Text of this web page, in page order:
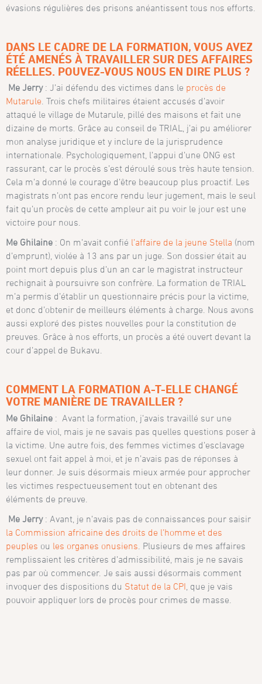
évasions régulières des prisons anéantissent tous nos efforts.
DANS LE CADRE DE LA FORMATION, VOUS AVEZ
ÉTÉ AMENÉS À TRAVAILLER SUR DES AFFAIRES
RÉELLES. POUVEZ-VOUS NOUS EN DIRE PLUS ?
Me Jerry : J’ai défendu des victimes dans le procès de
Mutarule . Trois chefs militaires étaient accusés d’avoir
attaqué le village de Mutarule, pillé des maisons et fait une
dizaine de morts. Grâce au conseil de TRIAL, j’ai pu améliorer
mon analyse juridique et y inclure de la jurisprudence
internationale. Psychologiquement, l’appui d’une ONG est
rassurant, car le procès s’est déroulé sous très haute tension.
Cela m’a donné le courage d’être beaucoup plus proactif. Les
magistrats n’ont pas encore rendu leur jugement, mais le seul
fait qu’un procès de cette ampleur ait pu voir le jour est une
victoire pour nous.
Me Ghilaine : On m’avait confié l’affaire de la jeune Stella (nom
d’emprunt), violée à 13 ans par un juge. Son dossier était au
point mort depuis plus d’un an car le magistrat instructeur
rechignait à poursuivre son confrère. La formation de TRIAL
m’a permis d’établir un questionnaire précis pour la victime,
et donc d’obtenir de meilleurs éléments à charge. Nous avons
aussi exploré des pistes nouvelles pour la constitution de
preuves. Grâce à nos efforts, un procès a été ouvert devant la
cour d’appel de Bukavu.
COMMENT LA FORMATION A-T-ELLE CHANGÉ
VOTRE MANIÈRE DE TRAVAILLER ?
Me Ghilaine : Avant la formation, j’avais travaillé sur une
affaire de viol, mais je ne savais pas quelles questions poser à
la victime. Une autre fois, des femmes victimes d’esclavage
sexuel ont fait appel à moi, et je n’avais pas de réponses à
leur donner. Je suis désormais mieux armée pour approcher
les victimes respectueusement tout en obtenant des
éléments de preuve.
Me Jerry : Avant, je n’avais pas de connaissances pour saisir
la Commission africaine des droits de l’homme et des
peuples ou les organes onusiens . Plusieurs de mes affaires
remplissaient les critères d’admissibilité, mais je ne savais
pas par où commencer. Je sais aussi désormais comment
invoquer des dispositions du Statut de la CPI , que je vais
pouvoir appliquer lors de procès pour crimes de masse.